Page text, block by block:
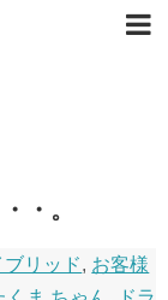
・。
リッド, お客様